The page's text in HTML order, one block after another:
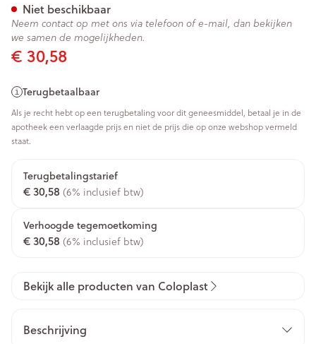
€ 30,58
Terugbetaalbaar
Als je recht hebt op een terugbetaling voor dit geneesmiddel, betaal je in de
apotheek een verlaagde prijs en niet de prijs die op onze webshop vermeld
staat.
Terugbetalingstarief
€ 30,58 (6% inclusief btw)
Verhoogde tegemoetkoming
€ 30,58 (6% inclusief btw)
Niet beschikbaar
Neem contact op met ons via telefoon of e-mail, dan bekijken
we samen de mogelijkheden.
Bekijk alle producten van Coloplast
Beschrijving